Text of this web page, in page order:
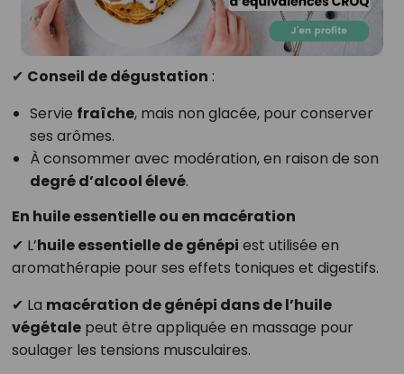
✔ Conseil de dégustation :
Servie fraîche, mais non glacée, pour conserver
ses arômes.
À consommer avec modération, en raison de son
degré d’alcool élevé.
En huile essentielle ou en macération
✔ L’huile essentielle de génépi est utilisée en
aromathérapie pour ses effets toniques et digestifs.
✔ La macération de génépi dans de l’huile
végétalepeut être appliquée en massage pour
soulager les tensions musculaires.